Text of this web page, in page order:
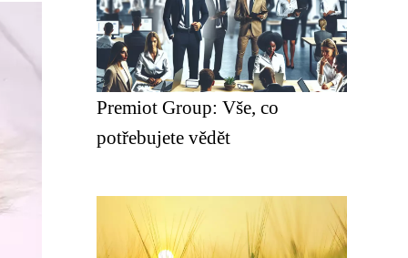
Premiot Group: Vše, co
potřebujete vědět